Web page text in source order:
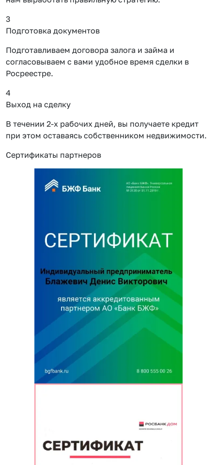
3
Подготовка документов
Подготавливаем договора залога и займа и
согласовываем с вами удобное время сделки в
Росреестре.
4
Выход на сделку
В течении 2-х рабочих дней, вы получаете кредит
при этом оставаясь собственником недвижимости.
Сертификаты партнеров